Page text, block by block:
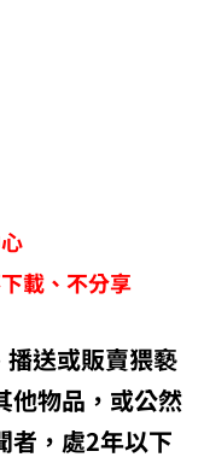
載、不分享
送或販賣猥褻
他物品，或公然
者，處2年以下